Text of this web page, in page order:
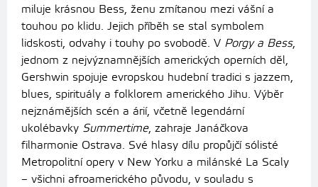
miluje krásnou Bess, ženu zmítanou mezi vášní a
touhou po klidu. Jejich příběh se stal symbolem
lidskosti, odvahy i touhy po svobodě. V Porgy a Bess,
jednom z nejvýznamnějších amerických operních děl,
Gershwin spojuje evropskou hudební tradici s jazzem,
blues, spirituály a folklorem amerického Jihu. Výběr
nejznámějších scén a árií, včetně legendární
ukolébavky Summertime, zahraje Janáčkova
filharmonie Ostrava. Své hlasy dílu propůjčí sólisté
Metropolitní opery v New Yorku a milánské La Scaly
– všichni afroamerického původu, v souladu s